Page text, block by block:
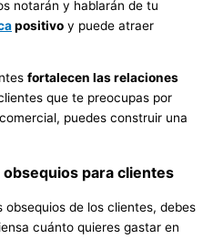
notarán y hablarán de tu
positivo y puede atraer
fortalecen las relaciones
que te preocupas por
puedes construir una
para clientes
de los clientes, debes
cuánto quieres gastar en